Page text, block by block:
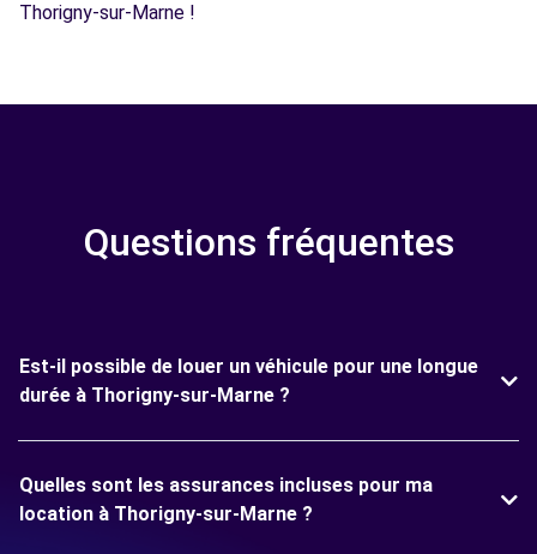
Thorigny-sur-Marne !
Questions fréquentes
Est-il possible de louer un véhicule pour une longue
durée à Thorigny-sur-Marne ?
Quelles sont les assurances incluses pour ma
location à Thorigny-sur-Marne ?